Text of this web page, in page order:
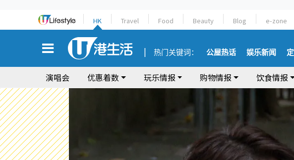
HK Travel Food Beauty Blog e-zone
热门关键词： 公屋热话 娱乐新闻
演唱会 优惠着数 玩乐情报 购物情报 饮食情报